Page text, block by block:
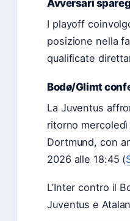
Avversari
I playoff
posizione nella
qualificate
Bodø/Glimt
La Juventus
ritorno mercoledì
Dortmund, con
2026 alle 18:45 (
L’Inter contro il
Juventus e